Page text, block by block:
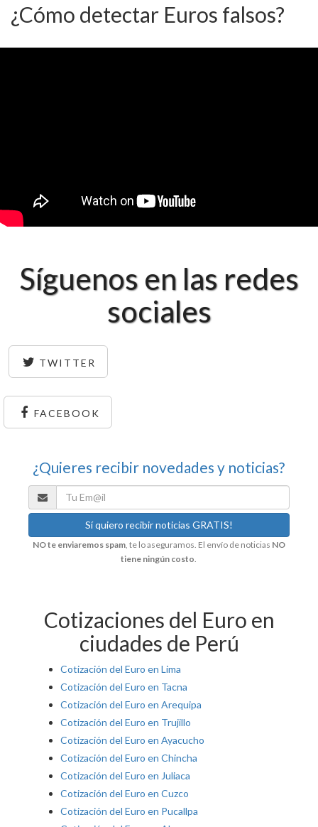
¿Cómo detectar Euros falsos?
Síguenos en las redes
sociales
TWITTER
FACEBOOK
¿Quieres recibir novedades y noticias?
NO te enviaremos spam, te lo aseguramos. El envío de noticias NO
tiene ningún costo
Cotizaciones del Euro en
ciudades de Perú
Cotización del Euro en Lima
Cotización del Euro en Tacna
Cotización del Euro en Arequipa
Cotización del Euro en Trujillo
Cotización del Euro en Ayacucho
Cotización del Euro en Chincha
Cotización del Euro en Juliaca
Cotización del Euro en Cuzco
Cotización del Euro en Pucallpa